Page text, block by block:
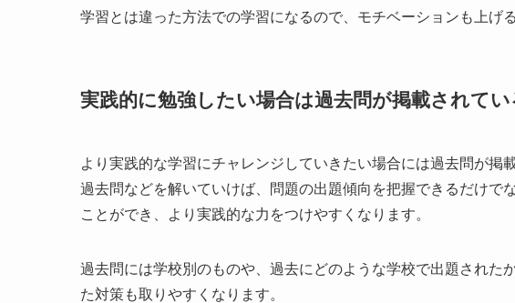
学習とは違った方法での学習になるので、モチベーションも上げ
実践的に勉強したい場合は過去問が掲載されて
より実践的な学習にチャレンジしていきたい場合には過去問が掲
過去問などを解いていけば、問題の出題傾向を把握できるだけで
ことができ、より実践的な力をつけやすくなります。
過去問には学校別のものや、過去にどのような学校で出題された
た対策も取りやすくなります。